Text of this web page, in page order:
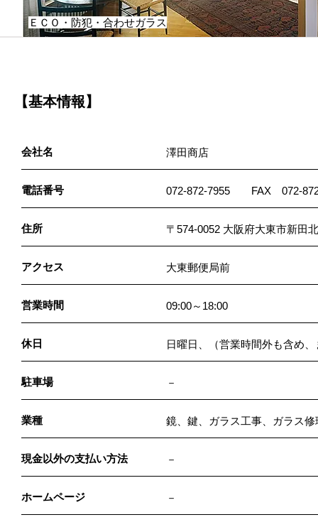
ＥＣＯ・防犯・合わせガラス
【基本情報】
会社名 澤田商店
電話番号 072-872-7955 FAX 072-
住所 〒574-0052 大阪府大東市新田
アクセス 大東郵便局前
営業時間 09:00～18:00
休日 日曜日、（営業時間外も含め
駐車場 －
業種 鏡、鍵、ガラス工事、ガラス
現金以外の支払い方法 －
ホームページ －